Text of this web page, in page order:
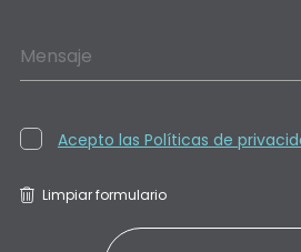
Mensaje
Acepto las Políticas de
Limpiar formulario